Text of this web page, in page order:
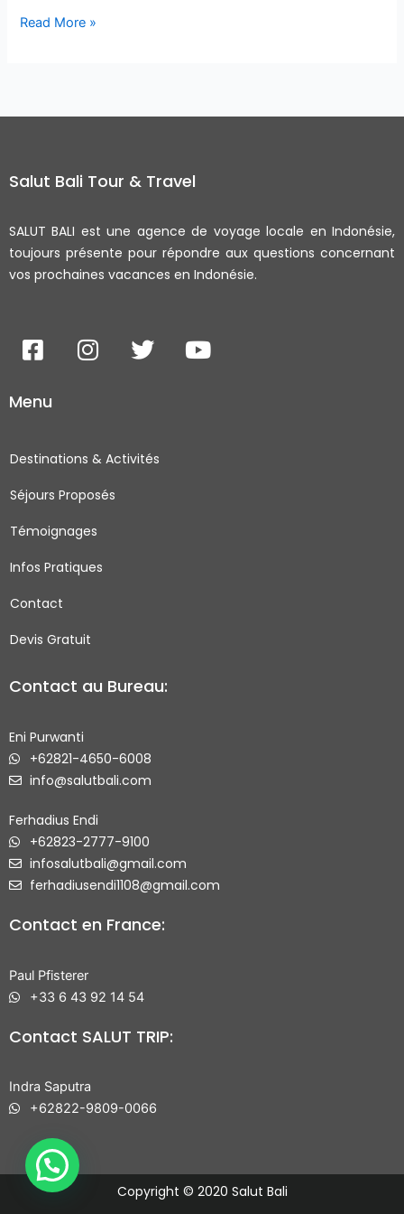
Read More »
Salut Bali Tour & Travel
SALUT BALI est une agence de voyage locale en Indonésie,
toujours présente pour répondre aux questions concernant
vos prochaines vacances en Indonésie.
F
a
e
o
k
-
q
u
r
I
n
g
a
m
T
w
e
Y
o
Menu
Destinations & Activités
Séjours Proposés
Témoignages
Infos Pratiques
Contact
Devis Gratuit
Contact au Bureau:
Eni Purwanti
+62821-4650-6008
info@salutbali.com
Ferhadius Endi
+62823-2777-9100
infosalutbali@gmail.com
ferhadiusendi1108@gmail.com
Contact en France:
Paul Pfisterer
+33 6 43 92 14 54
Contact SALUT TRIP:
Indra Saputra
+62822-9809-0066
Copyright © 2020 Salut Bali